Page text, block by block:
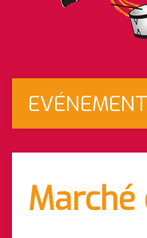
Marché